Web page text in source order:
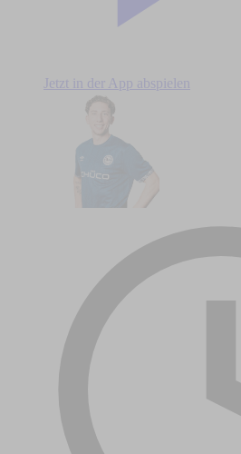
Jetzt in der App abspielen